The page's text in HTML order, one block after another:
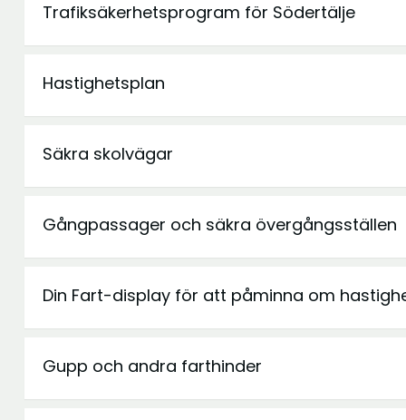
Trafiksäkerhetsprogram för Södertälje
Hastighetsplan
Säkra skolvägar
Gångpassager och säkra övergångsställen
Din Fart-display för att påminna om
Gupp och andra farthinder